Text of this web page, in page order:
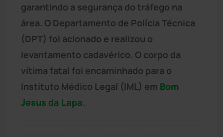
garantindo a segurança do tráfego na
área. O Departamento de Polícia Técnica
(DPT) foi acionado e realizou o
levantamento cadavérico. O corpo da
vítima fatal foi encaminhado para o
Instituto Médico Legal (IML) em Bom
Jesus da Lapa.